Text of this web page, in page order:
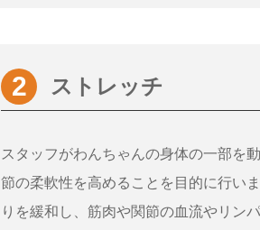
ストレッチ
スタッフがわんちゃんの身体の一部を
節の柔軟性を高めることを目的に行い
りを緩和し、筋肉や関節の血流やリン